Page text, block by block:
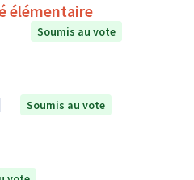
élémentaire
Soumis au vote
Soumis au vote